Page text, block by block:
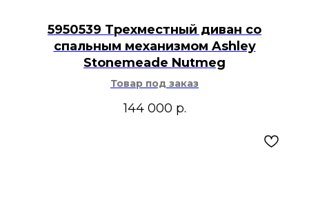
5950539 Трехместный диван со
спальным механизмом Ashley
Stonemeade Nutmeg
Товар под заказ
144 000 р.